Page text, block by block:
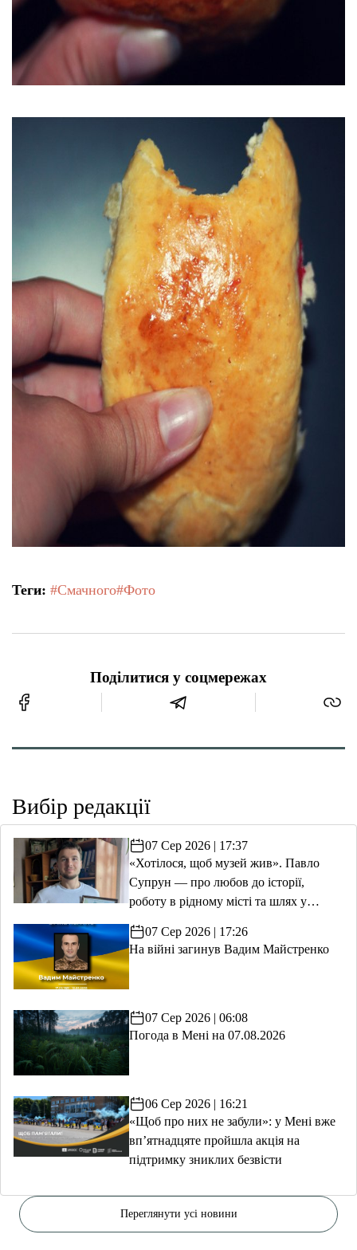
Теги: #Смачного#Фото
Поділитися у соцмережах
Вибір редакції
07 Сер 2026 | 17:37
«Хотілося, щоб музей жив». Павло
Супрун — про любов до історії,
роботу в рідному місті та шлях у
07 Сер 2026 | 17:26
На війні загинув Вадим Майстренко
07 Сер 2026 | 06:08
Погода в Мені на 07.08.2026
06 Сер 2026 | 16:21
«Щоб про них не забули»: у Мені вже
вп’ятнадцяте пройшла акція на
підтримку зниклих безвісти
Переглянути усі новини